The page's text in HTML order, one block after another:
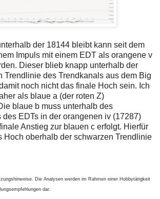
der 18144 bleibt kann seit dem
Impuls mit einem EDT als orangene v
Dieser blieb knapp unterhalb der
Trendlinie des Trendkanals aus dem Big
noch nicht das finale Hoch sein. Ich
als blaue a (der roten Z)
blaue b muss unterhalb des
EDTs in der orangenen iv (17287)
Anstieg zur blauen c erfolgt. Hierfür
Hoch oberhalb der schwarzen Trendlinie
Die Analysen werden im Rahmen einer Hobbytätigkeit
dar.